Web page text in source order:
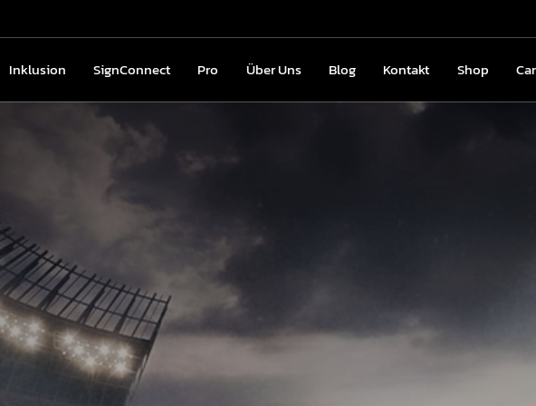
Inklusion SignConnect Pro Über Uns Blog Kontakt Shop
Inklusion SignConnect Pro Über Uns Blog Kontakt Shop